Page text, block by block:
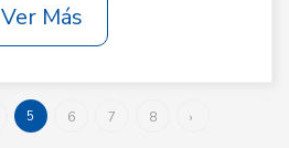
Ver Más
5 6 7 8 ›